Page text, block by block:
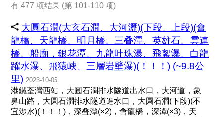
有 477 项结果 (第 101-110 项)
大圓石澗(大玄石澗、大河瀝)(下段、上段)(會
龍橋、天龍橋、明月橋、三叠潭、英雄石、雲連
橋、船廟，銀花潭、九龍吐珠瀑、飛絮瀑、白龍
躍水瀑、飛猿峽、三層岩壁瀑)(！！！) (~9.8公
里) 2023-10-05
港鐵荃灣西站，大圓石澗排水隧道出水口，大河道，象
鼻山路，大圓石澗排水隧道進水口，大圓石澗(下段)(不
宜涉水)(！！！)，深叠潭(×2)，會龍橋，深潭(×3)，天